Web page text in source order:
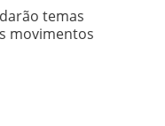
temas
movimentos